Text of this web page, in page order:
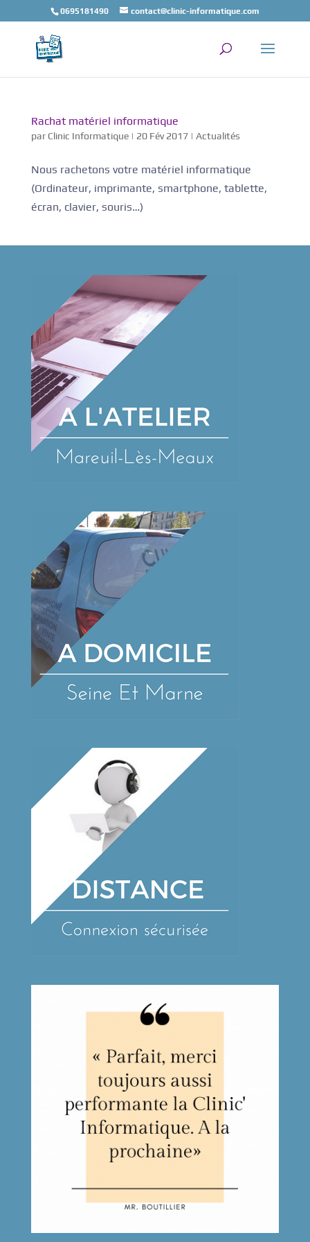
0695181490 contact@clinic-informatique.com
Rachat matériel informatique
par Clinic Informatique| 20 Fév 2017| Actualités
Nous rachetons votre matériel informatique
(Ordinateur, imprimante, smartphone, tablette,
écran, clavier, souris…)